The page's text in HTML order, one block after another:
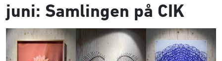
juni: Samlingen på CIK